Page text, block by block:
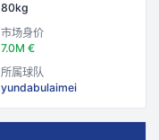
80kg
市场身价
7.0M €
所属球队
yundabulaimei